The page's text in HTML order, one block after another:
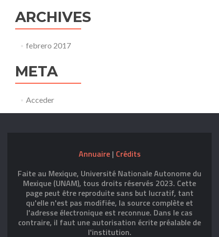
ARCHIVES
febrero 2017
META
Acceder
Annuaire| Crédits
Faite au Mexique, Université Nationale Autonome du
Mexique (UNAM), tous droits réservés 2023. Cette
page peut être reproduite sans but lucratif, tant
qu'elle n'est pas modifiée, la source complète et
l'adresse électronique est reconnue. Dans le cas
contraire, il faut une autorisation écrite préalable de
l'institution.